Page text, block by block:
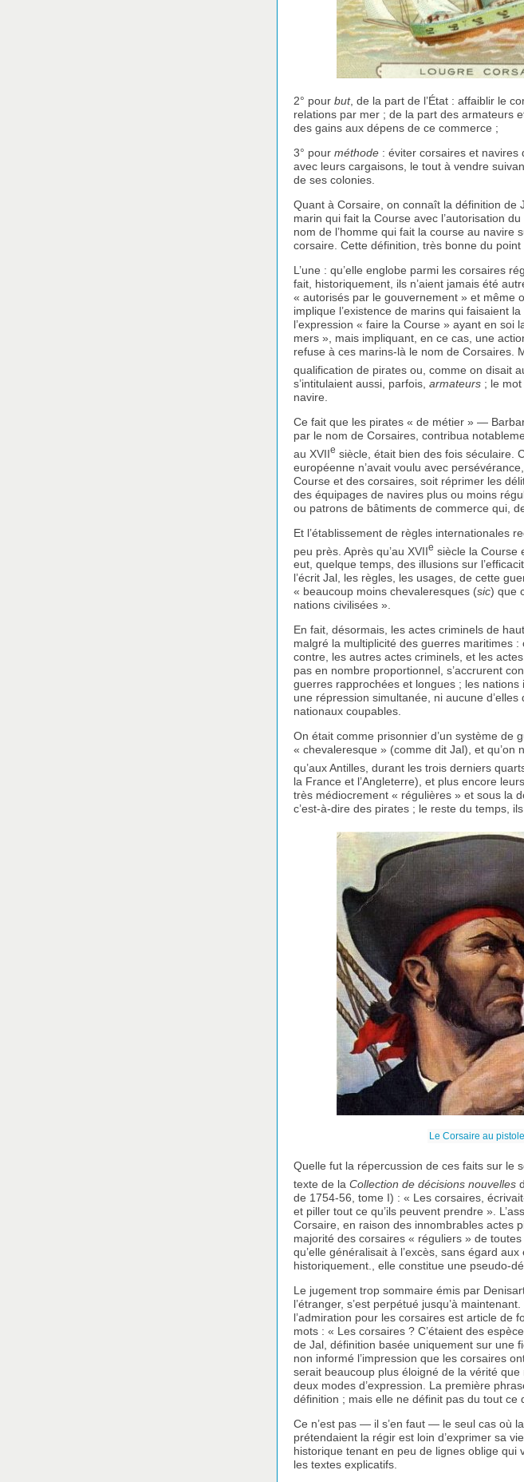
2° pour but, de la part de l’État : affaiblir le
relations par mer ; de la part des armateurs
des gains aux dépens de ce commerce ;
3° pour méthode : éviter corsaires et
avec leurs cargaisons, le tout à vendre
de ses colonies.
Quant à Corsaire, on connaît la définition de
marin qui fait la Course avec l’autorisation
nom de l’homme qui fait la course au
corsaire. Cette définition, très bonne du
L’une : qu’elle englobe parmi les corsaires
fait, historiquement, ils n’aient jamais été
« autorisés par le gouvernement » et même
implique l’existence de marins qui faisaient la
l’expression « faire la Course » ayant en
mers », mais impliquant, en ce cas, une
refuse à ces marins-là le nom de Corsaires.
qualification de pirates ou, comme on disait
s’intitulaient aussi, parfois, armateurs ; le
navire.
Ce fait que les pirates « de métier » —
par le nom de Corsaires, contribua
au XVIIe siècle, était bien des fois séculaire.
européenne n’avait voulu avec
Course et des corsaires, soit réprimer les
des équipages de navires plus ou moins
ou patrons de bâtiments de commerce qui,
Et l’établissement de règles internationales
peu près. Après qu’au XVIIe siècle la Course
eut, quelque temps, des illusions sur
l’écrit Jal, les règles, les usages, de cette
« beaucoup moins chevaleresques (sic) que
nations civilisées ».
En fait, désormais, les actes criminels de
malgré la multiplicité des guerres maritimes
contre, les autres actes criminels, et les
pas en nombre proportionnel, s’accrurent
guerres rapprochées et longues ; les nations
une répression simultanée, ni aucune
nationaux coupables.
On était comme prisonnier d’un système de
« chevaleresque » (comme dit Jal), et qu’on
qu’aux Antilles, durant les trois derniers
la France et l’Angleterre), et plus encore
très médiocrement « régulières » et sous la
c’est-à-dire des pirates ; le reste du temps,
Le Corsaire au
Quelle fut la répercussion de ces faits sur le
texte de la Collection de décisions nouvelles
de 1754-56, tome I) : « Les corsaires,
et piller tout ce qu’ils peuvent prendre ».
Corsaire, en raison des innombrables actes
majorité des corsaires « réguliers » de
qu’elle généralisait à l’excès, sans égard
historiquement., elle constitue une pseudo-
Le jugement trop sommaire émis par
l’étranger, s’est perpétué jusqu’à
l’admiration pour les corsaires est article de
mots : « Les corsaires ? C’étaient des
de Jal, définition basée uniquement sur une
non informé l’impression que les corsaires
serait beaucoup plus éloigné de la vérité
deux modes d’expression. La première
définition ; mais elle ne définit pas du tout ce
Ce n’est pas — il s’en faut — le seul cas où
prétendaient la régir est loin d’exprimer sa
historique tenant en peu de lignes oblige
les textes explicatifs.